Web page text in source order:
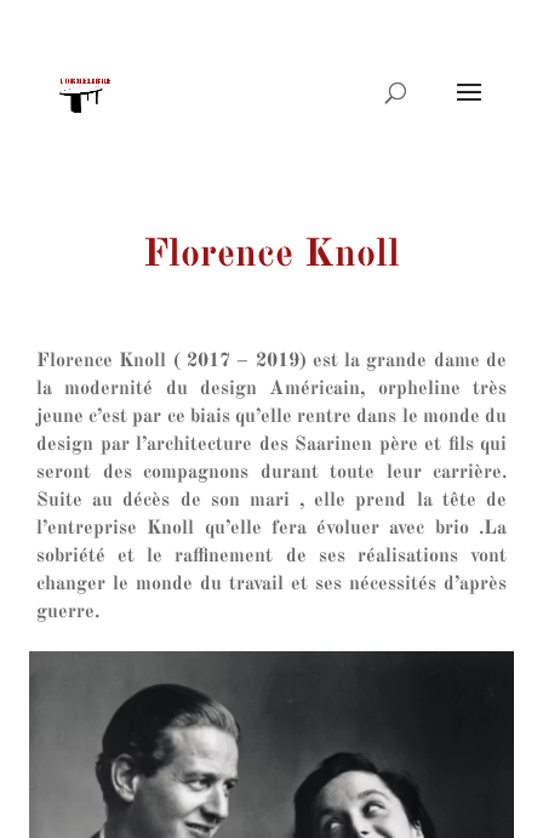
produits
Florence Knoll
Florence Knoll ( 2017 – 2019) est la grande dame de
la modernité du design Américain, orpheline très
jeune c’est par ce biais qu’elle rentre dans le monde du
design par l’architecture des Saarinen père et fils qui
seront des compagnons durant toute leur carrière.
Suite au décès de son mari , elle prend la tête de
l’entreprise Knoll qu’elle fera évoluer avec brio .La
sobriété et le raffinement de ses réalisations vont
changer le monde du travail et ses nécessités d’après
guerre.